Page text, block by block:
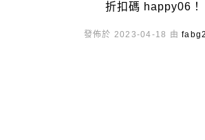
折扣碼 happy06！
發佈於 2023-04-18 由